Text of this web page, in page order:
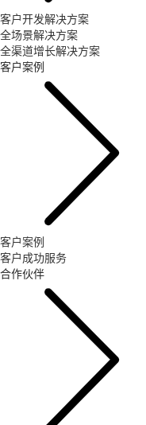
客户开发解决方案
全场景解决方案
全渠道增长解决方案
客户案例
客户案例
客户成功服务
合作伙伴